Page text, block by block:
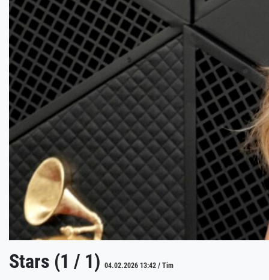
Stars (1 / 1) 04.02.2026 13:42 / Tim